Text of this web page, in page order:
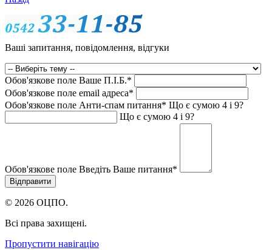
Ваші запитання, повідомлення, відгуки
Обов'язкове поле Ваше П.I.Б.*
Обов'язкове поле email адреса*
Обов'язкове поле Анти-спам питання* Що є сумою 4 і 9?
Що є сумою 4 і 9?
Обов'язкове поле Введіть Ваше питання*
© 2026 ОЦПО.
Всі права захищені.
Пропустити навігацію